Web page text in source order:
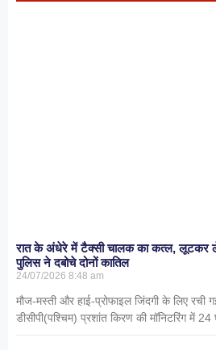
रात के अंधेरे में टैक्सी चालक का कत्ल, लूटकर
पुलिस ने दबोचे दोनों कातिल
24/07/2026 8:48 am
मौज-मस्ती और हाई-प्रोफाइल जिंदगी के लिए रची
डीसीपी(पश्चिम) प्रशांत किरण की मॉनिटरिंग में